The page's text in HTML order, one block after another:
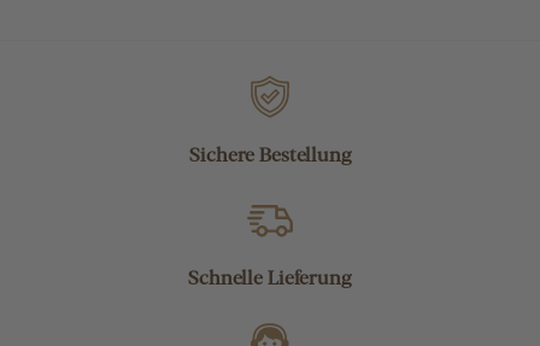
Sichere Bestellung
Schnelle Lieferung